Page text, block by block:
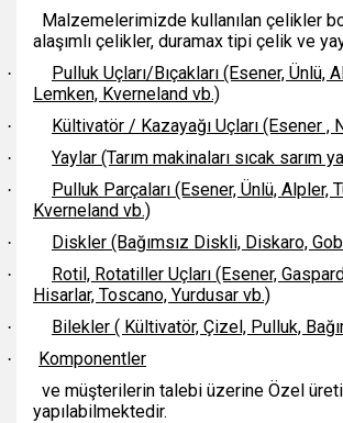
Malzemelerimizde kullanılan çelikler
alaşımlı çelikler, duramax tipi çelik ve
·
Pulluk Uçları/Bıçakları (Esener, Ünlü,
Lemken, Kverneland vb.)
· Kültivatör / Kazayağı Uçları (Esener ,
· Yaylar (Tarım makinaları sıcak sarım
·
Pulluk Parçaları (Esener, Ünlü, Alpler,
Kverneland vb.)
· Diskler (Bağımsız Diskli, Diskaro,
·
Rotil, Rotatiller Uçları (Esener,
Hisarlar, Toscano, Yurdusar vb.)
· Bilekler ( Kültivatör, Çizel, Pulluk,
·
Komponentler
ve müşterilerin talebi üzerine Özel
yapılabilmektedir.